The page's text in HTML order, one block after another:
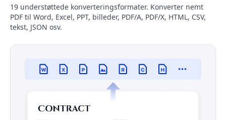
19 understøttede konverteringsformater. Konverter nemt
PDF til Word, Excel, PPT, billeder, PDF/A, PDF/X, HTML, CSV,
tekst, JSON osv.